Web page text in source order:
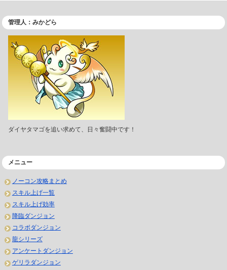
管理人：みかどら
ダイヤタマゴを追い求めて、日々奮闘中です！
メニュー
ノーコン攻略まとめ
スキル上げ一覧
スキル上げ効率
降臨ダンジョン
コラボダンジョン
龍シリーズ
アンケートダンジョン
ゲリラダンジョン